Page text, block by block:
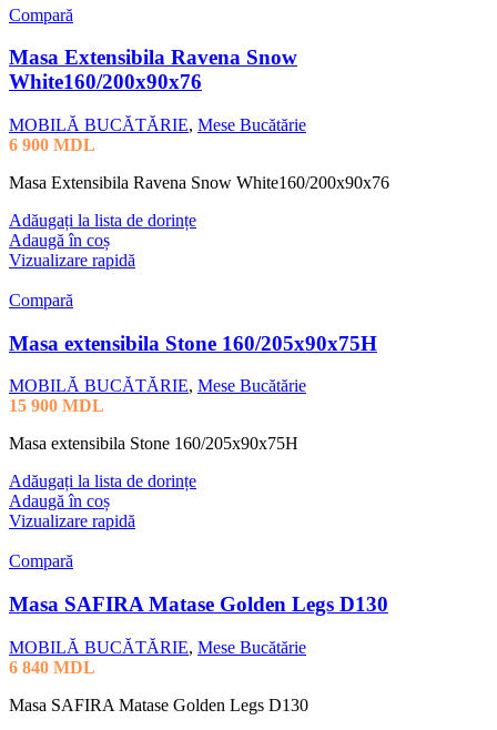
Compară
Masa Extensibila Ravena Snow
White160/200x90x76
MOBILĂ BUCĂTĂRIE, Mese Bucătărie
6 900 MDL
Masa Extensibila Ravena Snow White160/200x90x76
Adăugați la lista de dorințe
Adaugă în coș
Vizualizare rapidă
Compară
Masa extensibila Stone 160/205x90x75H
MOBILĂ BUCĂTĂRIE, Mese Bucătărie
15 900 MDL
Masa extensibila Stone 160/205x90x75H
Adăugați la lista de dorințe
Adaugă în coș
Vizualizare rapidă
Compară
Masa SAFIRA Matase Golden Legs D130
MOBILĂ BUCĂTĂRIE, Mese Bucătărie
6 840 MDL
Masa SAFIRA Matase Golden Legs D130